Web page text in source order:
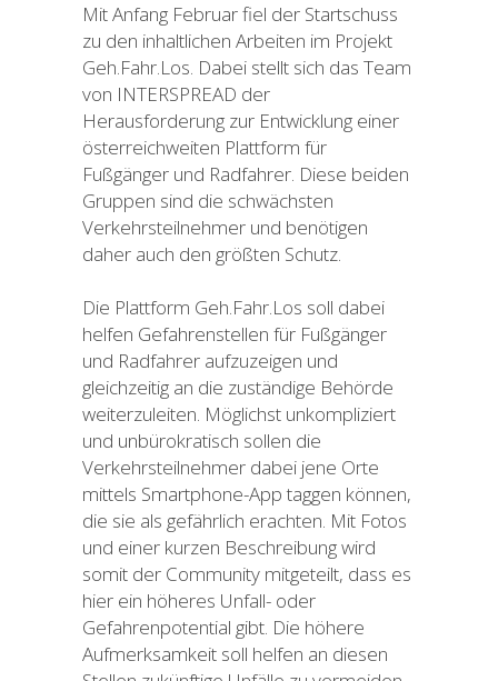
Mit Anfang Februar fiel der Startschuss
zu den inhaltlichen Arbeiten im Projekt
Geh.Fahr.Los. Dabei stellt sich das Team
von INTERSPREAD der
Herausforderung zur Entwicklung einer
österreichweiten Plattform für
Fußgänger und Radfahrer. Diese beiden
Gruppen sind die schwächsten
Verkehrsteilnehmer und benötigen
daher auch den größten Schutz.
Die Plattform Geh.Fahr.Los soll dabei
helfen Gefahrenstellen für Fußgänger
und Radfahrer aufzuzeigen und
gleichzeitig an die zuständige Behörde
weiterzuleiten. Möglichst unkompliziert
und unbürokratisch sollen die
Verkehrsteilnehmer dabei jene Orte
mittels Smartphone-App taggen können,
die sie als gefährlich erachten. Mit Fotos
und einer kurzen Beschreibung wird
somit der Community mitgeteilt, dass es
hier ein höheres Unfall- oder
Gefahrenpotential gibt. Die höhere
Aufmerksamkeit soll helfen an diesen